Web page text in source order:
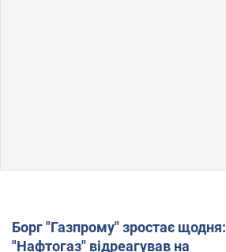
Борг "Газпрому" зростає щодня:
"Нафтогаз" відреагував на